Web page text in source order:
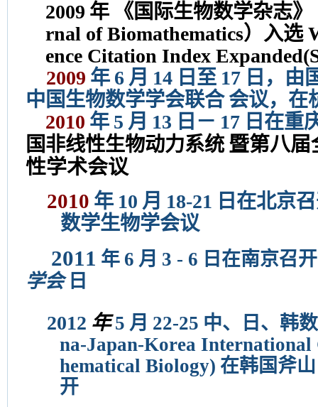
2009 年
《国际生物数学杂志
rnal of Biomathematics）入选
ence Citation Index
2009 年 6 月 14 日至 17 日，由
中国生物数学学会联合 会议，在
2010 年 5 月 13 日－ 17 日在重
国非线性生物动力系统 暨第八届
性学术会议
2010 年 10 月 18-21 日在北京
数学生物学会议
2011 年 6 月 3 - 6 日在南京召开
学会 日
2012 年 5 月 22-25 中、日、韩
na-Japan-Korea International
hematical Biology) 在韩国斧山
开